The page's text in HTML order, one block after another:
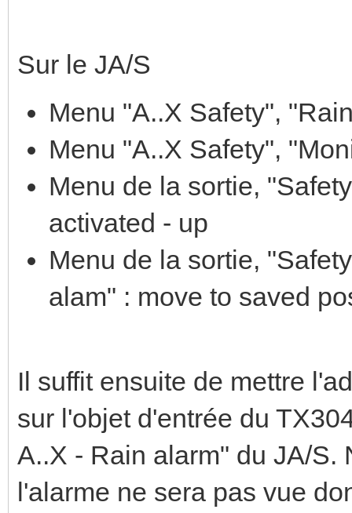
Sur le JA/S
Menu "A..X Safety",
Menu "A..X Safety",
Menu de la sortie,
activated - up
Menu de la sortie,
alam" : move to saved
Il suffit ensuite de mettre
sur l'objet d'entrée du
A..X - Rain alarm" du JA/S.
l'alarme ne sera pas vue